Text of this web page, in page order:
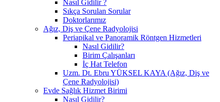
Nasıl Gidilir ?
Sıkça Sorulan Sorular
Doktorlarımız
Ağız, Diş ve Çene Radyolojisi
Periapikal ve Panoramik Röntgen Hizmetleri
Nasıl Gidilir?
Birim Çalışanları
İç Hat Telefon
Uzm. Dt. Ebru YÜKSEL KAYA (Ağız, Diş ve
Çene Radyolojisi)
Evde Sağlık Hizmet Birimi
Nasıl Gidilir?